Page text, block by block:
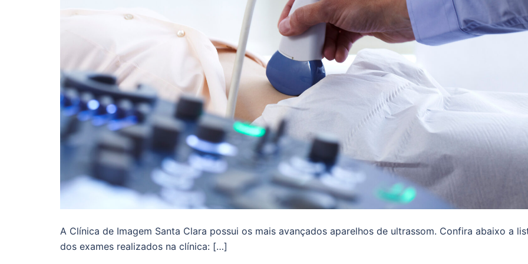
A Clínica de Imagem Santa Clara possui os mais avançados aparelhos de ultrassom. Confira abaixo a
dos exames realizados na clínica: […]